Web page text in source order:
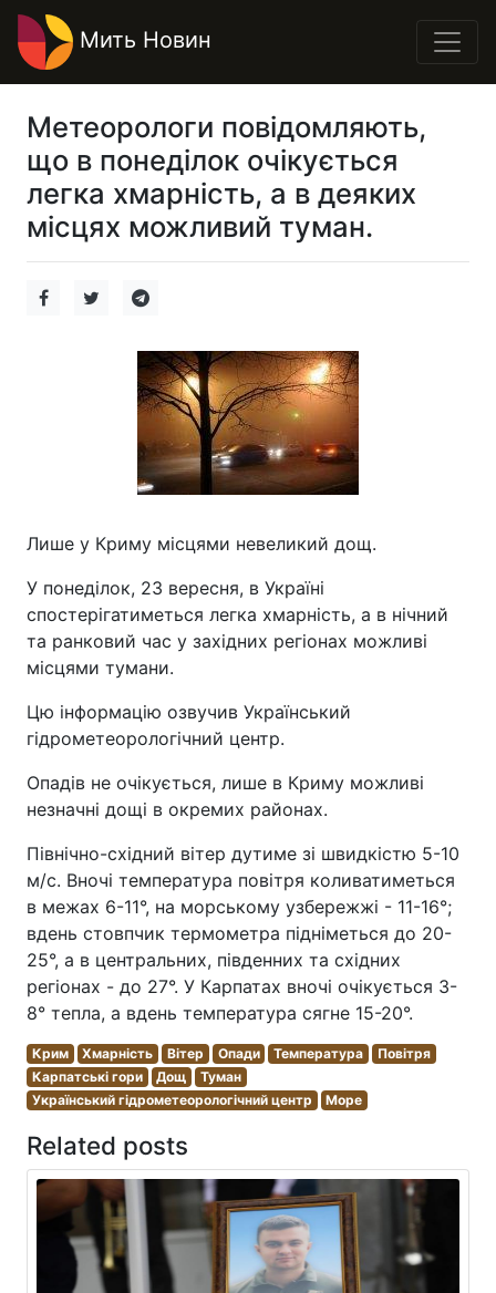
Мить Новин
Метеорологи повідомляють,
що в понеділок очікується
легка хмарність, а в деяких
місцях можливий туман.
Лише у Криму місцями невеликий дощ.
У понеділок, 23 вересня, в Україні
спостерігатиметься легка хмарність, а в нічний
та ранковий час у західних регіонах можливі
місцями тумани.
Цю інформацію озвучив Український
гідрометеорологічний центр.
Опадів не очікується, лише в Криму можливі
незначні дощі в окремих районах.
Північно-східний вітер дутиме зі швидкістю 5-10
м/с. Вночі температура повітря коливатиметься
в межах 6-11°, на морському узбережжі - 11-16°;
вдень стовпчик термометра підніметься до 20-
25°, а в центральних, південних та східних
регіонах - до 27°. У Карпатах вночі очікується 3-
8° тепла, а вдень температура сягне 15-20°.
Крим Хмарність Вітер Опади Температура
Повітря
Карпатські гори
Дощ
Туман
Український гідрометеорологічний центр
Море
Related posts